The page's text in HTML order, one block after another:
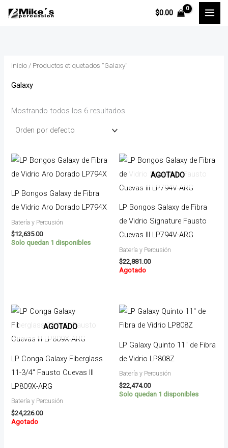
$0.00
P
i
o
í
n
m
o
i
á
m
o
Inicio / Productos etiquetados “Galaxy”
Galaxy
Mostrando todos los 6 resultados
LP Bongos Galaxy de Fibra
de Vidrio Aro Dorado LP794X
Batería y Percusión
$12,635.00
Solo quedan 1 disponibles
AGOTADO
LP Bongos Galaxy de Fibra
de Vidrio Signature Fausto
Cuevas lll LP794V-ARG
Batería y Percusión
$22,881.00
Agotado
AGOTADO
LP Conga Galaxy Fiberglass
11-3/4″ Fausto Cuevas III
LP809X-ARG
Batería y Percusión
$24,226.00
Agotado
LP Galaxy Quinto 11″ de Fibra
de Vidrio LP808Z
Batería y Percusión
$22,474.00
Solo quedan 1 disponibles